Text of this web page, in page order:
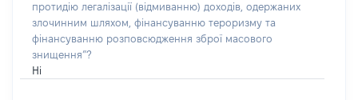
протидію легалізації (відмиванню) доходів, одержаних
злочинним шляхом, фінансуванню тероризму та
фінансуванню розповсюдження зброї масового
знищення”?
Ні